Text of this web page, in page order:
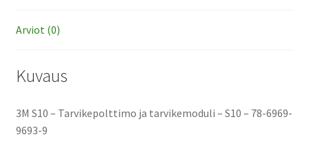
Arviot (0)
Kuvaus
3M S10 – Tarvikepolttimo ja tarvikemoduli – S10 – 78-6969-
9693-9